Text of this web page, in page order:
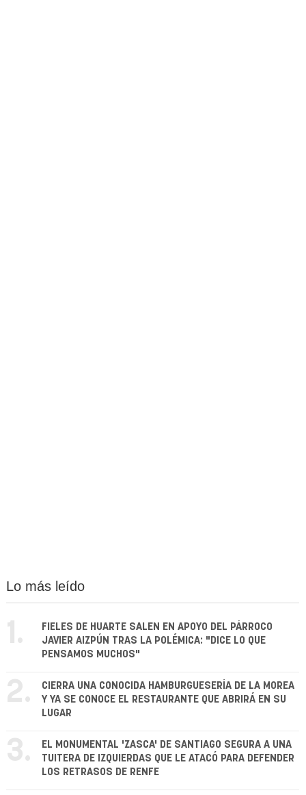
Lo más leído
1.
FIELES DE HUARTE SALEN EN APOYO DEL PÁRROCO
JAVIER AIZPÚN TRAS LA POLÉMICA: "DICE LO QUE
PENSAMOS MUCHOS"
2.
CIERRA UNA CONOCIDA HAMBURGUESERÍA DE LA MOREA
Y YA SE CONOCE EL RESTAURANTE QUE ABRIRÁ EN SU
LUGAR
3.
EL MONUMENTAL 'ZASCA' DE SANTIAGO SEGURA A UNA
TUITERA DE IZQUIERDAS QUE LE ATACÓ PARA DEFENDER
LOS RETRASOS DE RENFE